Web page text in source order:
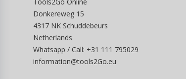
Donkereweg 15
4317 NK Schuddebeurs
Netherlands
Whatsapp / Call: +31 111 795029
information@tools2Go.eu